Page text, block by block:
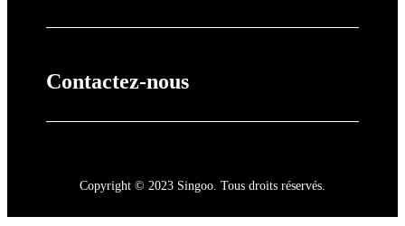
Contactez-nous
Copyright © 2023 Singoo. Tous droits réservés.